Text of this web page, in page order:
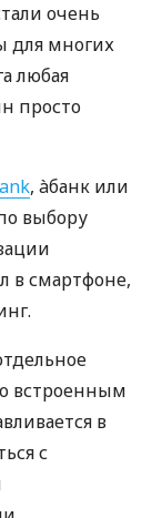
очень
для многих
любая
просто
, àбанк или
выбору
в смартфоне,
встроенным
в
с